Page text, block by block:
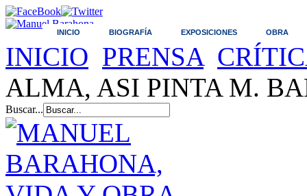
INICIO BIOGRAFÍA EXPOSICIONES OBRA
INICIO PRENSA
ALMA, ASI PINTA M.
Buscar...